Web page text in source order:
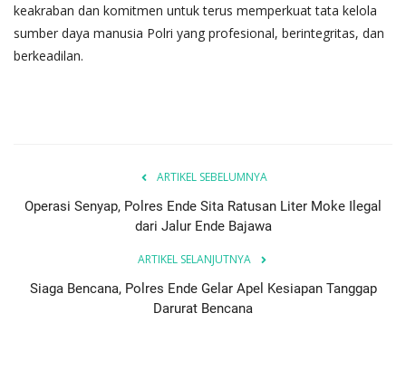
keakraban dan komitmen untuk terus memperkuat tata kelola
sumber daya manusia Polri yang profesional, berintegritas, dan
berkeadilan.
ARTIKEL SEBELUMNYA
Operasi Senyap, Polres Ende Sita Ratusan Liter Moke Ilegal
dari Jalur Ende Bajawa
ARTIKEL SELANJUTNYA
Siaga Bencana, Polres Ende Gelar Apel Kesiapan Tanggap
Darurat Bencana